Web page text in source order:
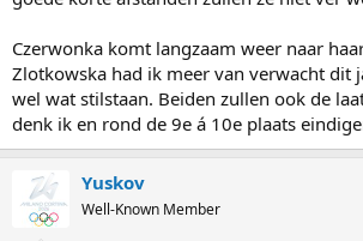
Czerwonka komt langzaam weer naar
Zlotkowska had ik meer van verwacht dit
wel wat stilstaan. Beiden zullen ook de
denk ik en rond de 9e á 10e plaats
Yuskov
Well-Known Member